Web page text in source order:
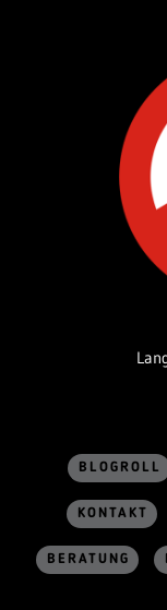
BLOGROLL
KONTAKT
BERATUNG